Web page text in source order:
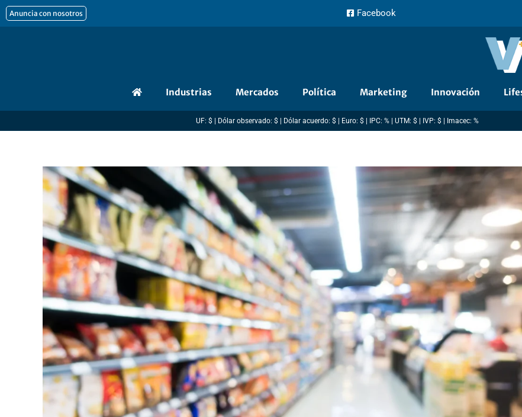
al
Anuncia con nosotros Facebook
Industrias Mercados Política Marketing Innovación
UF: $ | Dólar observado: $ | Dólar acuerdo: $ | Euro: $ | IPC: % | UTM: $ | IVP: $ | Imacec: %